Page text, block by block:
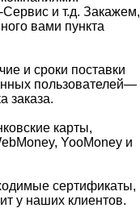
и т.д. Закажем,
вами пункта
и сроки поставки
пользователей—
заказа.
карты,
YooMoney и
сертификаты,
у наших клиентов.